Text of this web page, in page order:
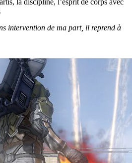
intervention de ma part, il reprend à